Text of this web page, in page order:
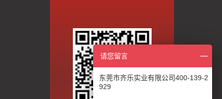
请您留言
东莞市齐乐实业有限公司400-139-2
929